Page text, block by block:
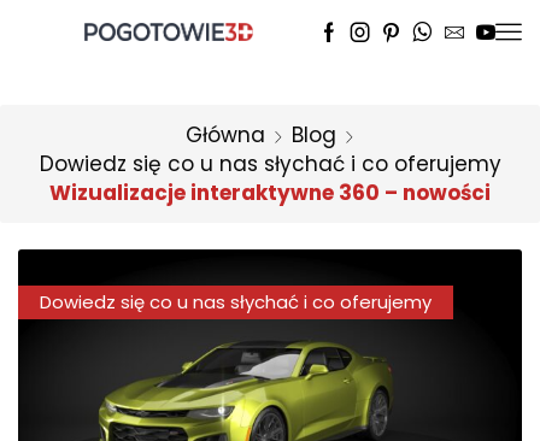
Główna
Blog
Dowiedz się co u nas słychać i co oferujemy
Wizualizacje interaktywne 360 – nowości
Dowiedz się co u nas słychać i co oferujemy